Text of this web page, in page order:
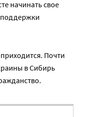
начинать свое
поддержки
Почти
в Сибирь